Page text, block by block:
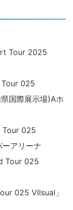
Tour 2025
025
国際展示場)Aホ
Tour 025
アリーナ
Tour 025
025 VIIsual」